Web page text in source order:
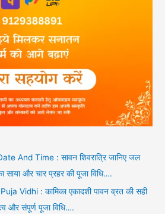
And Time : सावन शिवरात्रि जानिए जल
साया और चार प्रहर की पूजा विधि….
Vidhi : कामिका एकादशी पावन व्रत की सही
और संपूर्ण पूजा विधि….